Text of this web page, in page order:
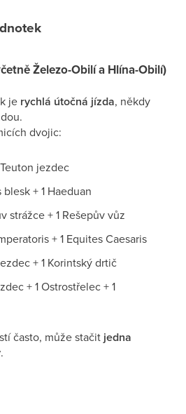
Železo-Obilí a Hlína-Obilí)
je rychlá útočná jízda, někdy
dvojic:
Teuton jezdec
blesk + 1 Haeduan
strážce + 1 Rešepův vůz
+ 1 Equites Caesaris
+ 1 Korintský drtič
+ 1 Ostrostřelec + 1
často, může stačit jedna
.